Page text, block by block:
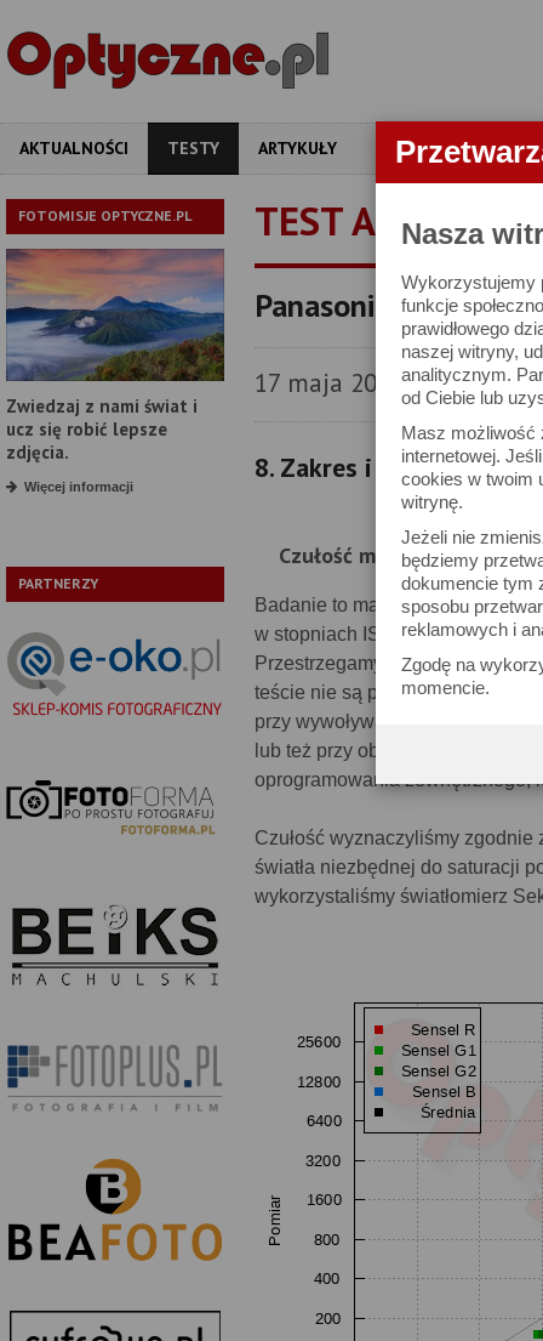
Nasza
Wykorzystujemy
funkcje
prawidłowego
naszej witryny,
analitycznym.
od Ciebie lub
Masz możliwość
internetowej.
cookies w twoim
witrynę.
Jeżeli nie
będziemy
dokumencie tym
sposobu
reklamowych i
Zgodę na
momencie.
AKTUALNOŚCI TESTY ARTYKUŁY APARATY
FOTOMISJE OPTYCZNE.PL
Zwiedzaj z nami świat i
ucz się robić lepsze
zdjęcia.
Więcej informacji
PARTNERZY
TEST APARATU
Panasonic Lumix
17 maja 2024
8. Zakres i dynamika
Czułość matrycy
Badanie to ma na celu
w stopniach ISO, której
Przestrzegamy zatem przed
teście nie są powodem do
przy wywoływaniu pliku RAW
lub też przy obróbce surowego
oprogramowania zewnętrznego,
Czułość wyznaczyliśmy
światła niezbędnej do saturacji
wykorzystaliśmy światłomierz